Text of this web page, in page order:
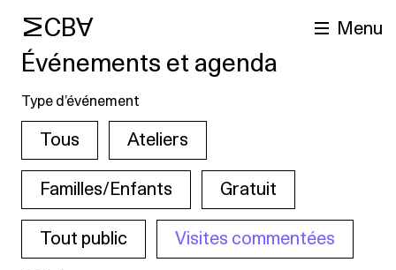
MCBA Menu
Événements et agenda
Type d’événement
Tous Ateliers
Familles/Enfants Gratuit
Tout public Visites commentées